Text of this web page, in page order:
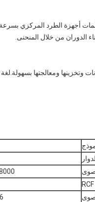
أجهزة الطرد المركزي بسرعة
الدوران من خلال المنحنى.
وتخزينها ومعالجتها
8000 لفة /
6 × 1000 مل